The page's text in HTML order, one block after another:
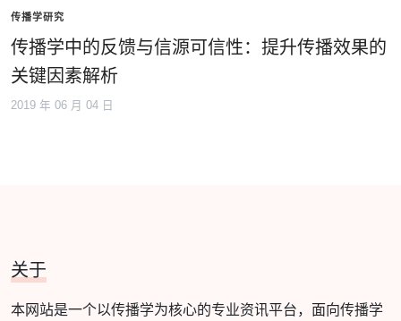
传播学研究
传播学中的反馈与信源可信性：提升传播效果的
关键因素解析
2019 年 06 月 04 日
关于
本网站是一个以传播学为核心的专业资讯平台，面向传播学